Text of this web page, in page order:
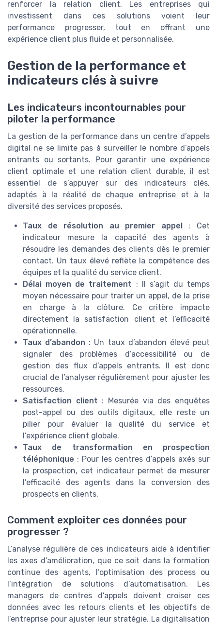
renforcer la relation client. Les entreprises qui
investissent dans ces solutions voient leur
performance progresser, tout en offrant une
expérience client plus fluide et personnalisée.
Gestion de la performance et
indicateurs clés à suivre
Les indicateurs incontournables pour
piloter la performance
La gestion de la performance dans un centre d’appels
digital ne se limite pas à surveiller le nombre d’appels
entrants ou sortants. Pour garantir une expérience
client optimale et une relation client durable, il est
essentiel de s’appuyer sur des indicateurs clés,
adaptés à la réalité de chaque entreprise et à la
diversité des services proposés.
Taux de résolution au premier appel: Cet
indicateur mesure la capacité des agents à
résoudre les demandes des clients dès le premier
contact. Un taux élevé reflète la compétence des
équipes et la qualité du service client.
Délai moyen de traitement : Il s’agit du temps
moyen nécessaire pour traiter un appel, de la prise
en charge à la clôture. Ce critère impacte
directement la satisfaction client et l’efficacité
opérationnelle.
Taux d’abandon : Un taux d’abandon élevé peut
signaler des problèmes d’accessibilité ou de
gestion des flux d’appels entrants. Il est donc
crucial de l’analyser régulièrement pour ajuster les
ressources.
Satisfaction client : Mesurée via des enquêtes
post-appel ou des outils digitaux, elle reste un
pilier pour évaluer la qualité du service et
l’expérience client globale.
Taux de transformation en prospection
téléphonique : Pour les centres d’appels axés sur
la prospection, cet indicateur permet de mesurer
l’efficacité des agents dans la conversion des
prospects en clients.
Comment exploiter ces données pour
progresser ?
L’analyse régulière de ces indicateurs aide à identifier
les axes d’amélioration, que ce soit dans la formation
continue des agents, l’optimisation des process ou
l’intégration de solutions d’automatisation. Les
managers de centres d’appels doivent croiser ces
données avec les retours clients et les objectifs de
l’entreprise pour ajuster leur stratégie. La digitalisation